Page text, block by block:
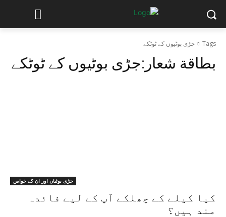
Tags جڑی بوٹیوں کے ٹوٹکے
بطاقة شعار:جڑی بوٹیوں کے ٹوٹکے
جڑی بوٹیاں اور ان کے خواص
کیا کیلے کے چھلکے آپ کے لیے فائدہ
مند ہیں؟